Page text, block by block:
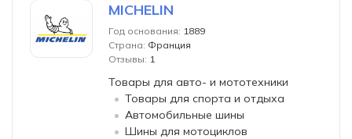
MICHELIN
Год основания: 1889
Страна: Франция
Отзывы: 1
Товары для авто- и мототехники
Товары для спорта и отдыха
Автомобильные шины
Шины для мотоциклов